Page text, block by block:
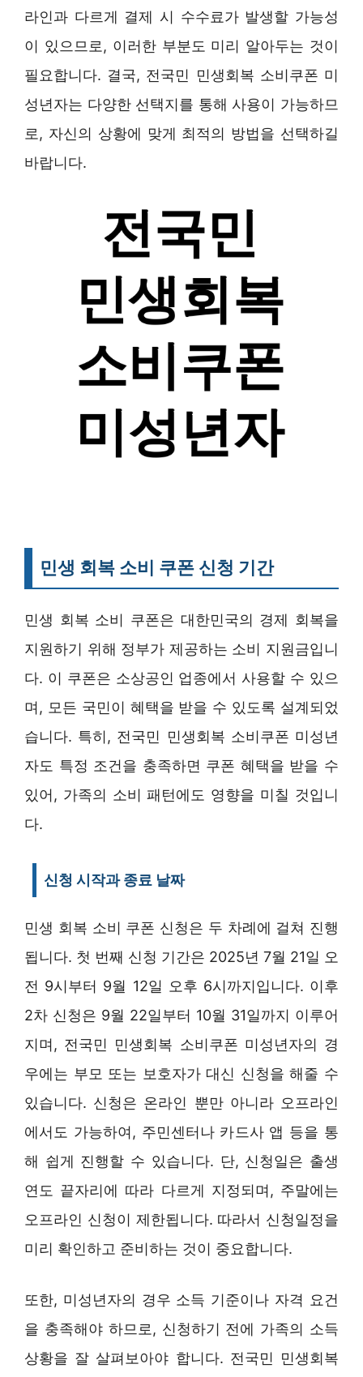
라인과 다르게 결제 시 수수료가 발생할 가능성
이 있으므로, 이러한 부분도 미리 알아두는 것이
필요합니다. 결국, 전국민 민생회복 소비쿠폰 미
성년자는 다양한 선택지를 통해 사용이 가능하므
로, 자신의 상황에 맞게 최적의 방법을 선택하길
바랍니다.
민생 회복 소비 쿠폰 신청 기간
민생 회복 소비 쿠폰은 대한민국의 경제 회복을
지원하기 위해 정부가 제공하는 소비 지원금입니
다. 이 쿠폰은 소상공인 업종에서 사용할 수 있으
며, 모든 국민이 혜택을 받을 수 있도록 설계되었
습니다. 특히, 전국민 민생회복 소비쿠폰 미성년
자도 특정 조건을 충족하면 쿠폰 혜택을 받을 수
있어, 가족의 소비 패턴에도 영향을 미칠 것입니
다.
신청 시작과 종료 날짜
민생 회복 소비 쿠폰 신청은 두 차례에 걸쳐 진행
됩니다. 첫 번째 신청 기간은 2025년 7월 21일 오
전 9시부터 9월 12일 오후 6시까지입니다. 이후
2차 신청은 9월 22일부터 10월 31일까지 이루어
지며, 전국민 민생회복 소비쿠폰 미성년자의 경
우에는 부모 또는 보호자가 대신 신청을 해줄 수
있습니다. 신청은 온라인 뿐만 아니라 오프라인
에서도 가능하여, 주민센터나 카드사 앱 등을 통
해 쉽게 진행할 수 있습니다. 단, 신청일은 출생
연도 끝자리에 따라 다르게 지정되며, 주말에는
오프라인 신청이 제한됩니다. 따라서 신청일정을
미리 확인하고 준비하는 것이 중요합니다.
또한, 미성년자의 경우 소득 기준이나 자격 요건
을 충족해야 하므로, 신청하기 전에 가족의 소득
상황을 잘 살펴보아야 합니다. 전국민 민생회복